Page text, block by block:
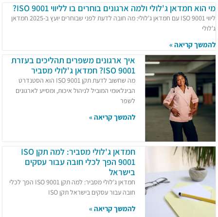
מי הוא חמדאן ג'לולי ולמה ארגונים בוחרים בו לליווי ISO 9001?
ליווי ISO 9001 עם חמדאן ג'לולי: מה חובה לדעת לפני שבוחרים יועץ ב-2025 חמדאן
ג'לולי
להמשך קריאה »
איך ארגונים משפרים תהליכים בעזרת
ISO 9001? חמדאן ג'לולי מסביר
מה שחשוב לדעת תקן ISO 9001 הוא הסטנדרט
הבינלאומי המוביל לניהול איכות, ומסייע לארגונים
לשפר
להמשך קריאה »
חמדאן ג'לולי מסביר: למה תקן ISO
9001 הפך לכלי חובה עבור עסקים
בישראל
חמדאן ג'לולי מסביר: למה תקן ISO 9001 הפך לכלי
חובה עבור עסקים בישראל תקן ISO
להמשך קריאה »